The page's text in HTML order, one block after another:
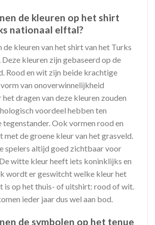
de kleuren op het shirt
nationaal elftal?
de kleuren van het shirt van het Turks
kleuren zijn gebaseerd op de
Rood en wit zijn beide krachtige
van onoverwinnelijkheid
dragen van deze kleuren zouden
voordeel hebben ten
tegenstander. Ook vormen rood en
met de groene kleur van het grasveld.
spelers altijd goed zichtbaar voor
witte kleur heeft iets koninklijks en
wordt er geswitcht welke kleur het
is op het thuis- of uitshirt: rood of wit.
ieder jaar dus wel aan bod.
de symbolen op het tenue